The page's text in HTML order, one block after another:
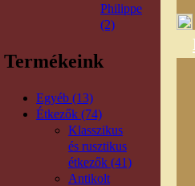
Philippe
(2)
Termékeink
Egyéb (13)
Étkezők (74)
Klasszikus
és rusztikus
étkezők (41)
Antikolt